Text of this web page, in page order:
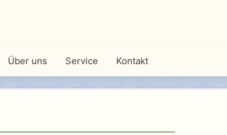
Über uns Service Kontakt